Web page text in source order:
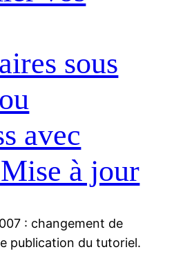
sous
avec
à jour
: changement de
publication du tutoriel.